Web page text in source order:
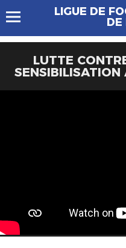
LIGUE DE
DE
LUTTE
SENSIBILISATION